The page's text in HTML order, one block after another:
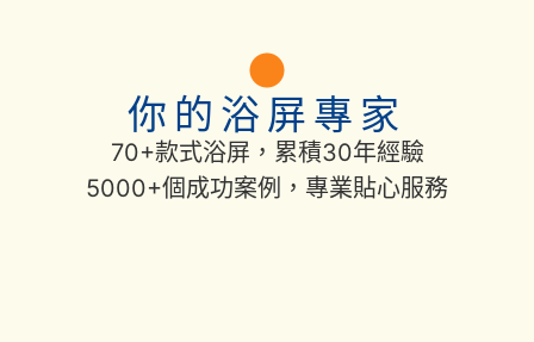
你的浴屏專家
70+款式浴屏，累積30年經驗
5000+個成功案例，專業貼心服務